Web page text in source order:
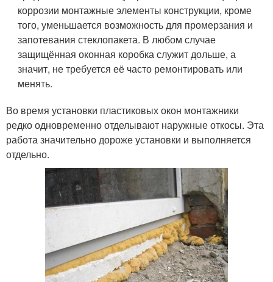
коррозии монтажные элементы конструкции, кроме
того, уменьшается возможность для промерзания и
запотевания стеклопакета. В любом случае
защищённая оконная коробка служит дольше, а
значит, не требуется её часто ремонтировать или
менять.
Во время установки пластиковых окон монтажники
редко одновременно отделывают наружные откосы. Эта
работа значительно дороже установки и выполняется
отдельно.